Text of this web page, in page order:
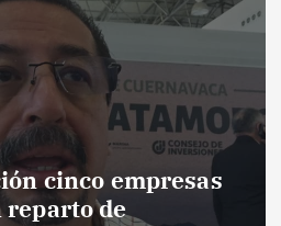
cinco empresas
reparto de